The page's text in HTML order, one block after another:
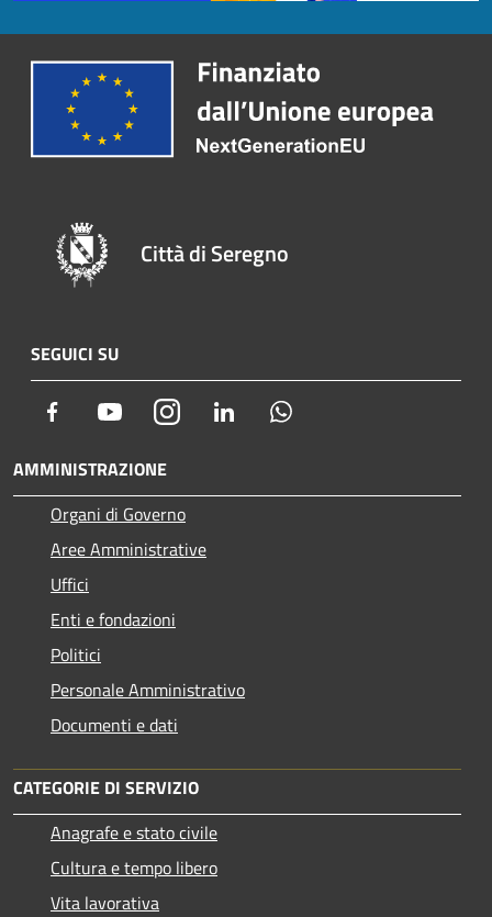
Città di Seregno
SEGUICI SU
Facebook YoutubeInstagram LinkedIn
AMMINISTRAZIONE
Organi di Governo
Aree Amministrative
Uffici
Enti e fondazioni
Politici
Personale Amministrativo
Documenti e dati
CATEGORIE DI SERVIZIO
Anagrafe e stato civile
Cultura e tempo libero
Vita lavorativa